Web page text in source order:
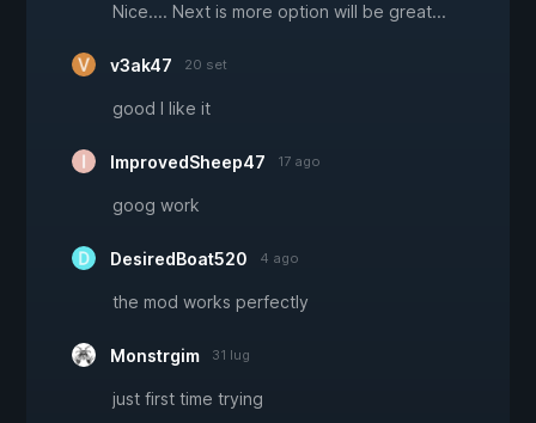
Nice.... Next is more option will be great...
v3ak47 20 set
good I like it
ImprovedSheep47 17 ago
goog work
DesiredBoat520 4 ago
the mod works perfectly
Monstrgim 31 lug
just first time trying